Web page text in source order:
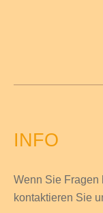
INFO
Wenn Sie Fragen
kontaktieren Sie